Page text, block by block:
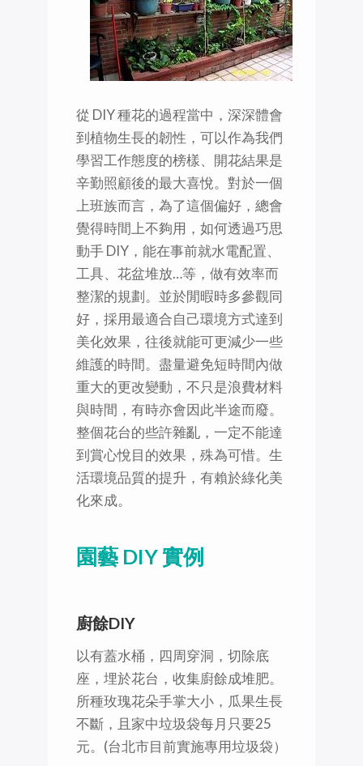
從 DIY 種花的過程當中，深深體會
到植物生長的韌性，可以作為我們
學習工作態度的榜樣、開花結果是
辛勤照顧後的最大喜悅。對於一個
上班族而言，為了這個偏好，總會
覺得時間上不夠用，如何透過巧思
動手 DIY，能在事前就水電配置、
工具、花盆堆放…等，做有效率而
整潔的規劃。並於閒暇時多參觀同
好，採用最適合自己環境方式達到
美化效果，往後就能可更減少一些
維護的時間。盡量避免短時間內做
重大的更改變動，不只是浪費材料
與時間，有時亦會因此半途而廢。
整個花台的些許雜亂，一定不能達
到賞心悅目的效果，殊為可惜。生
活環境品質的提升，有賴於綠化美
化來成。
園藝 DIY 實例
廚餘DIY
以有蓋水桶，四周穿洞，切除底
座，埋於花台，收集廚餘成堆肥。
所種玫瑰花朵手掌大小，瓜果生長
不斷，且家中垃圾袋每月只要25
元。(台北市目前實施專用垃圾袋）